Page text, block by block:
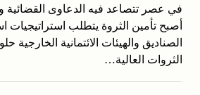
في عصر تتصاعد فيه الدعاوى القضائية
أصبح تأمين الثروة يتطلب استراتيجيات
الصناديق والهيئات الائتمانية الخارجية
الثروات العالية…